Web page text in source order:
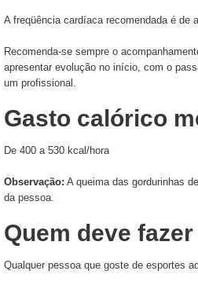
A freqüência cardíaca recomendada é de
Recomenda-se sempre o
apresentar evolução no início, com o
um profissional.
Gasto calórico
De 400 a 530 kcal/hora
Observação: A queima das gordurinhas
da pessoa.
Quem deve fazer
Qualquer pessoa que goste de esportes